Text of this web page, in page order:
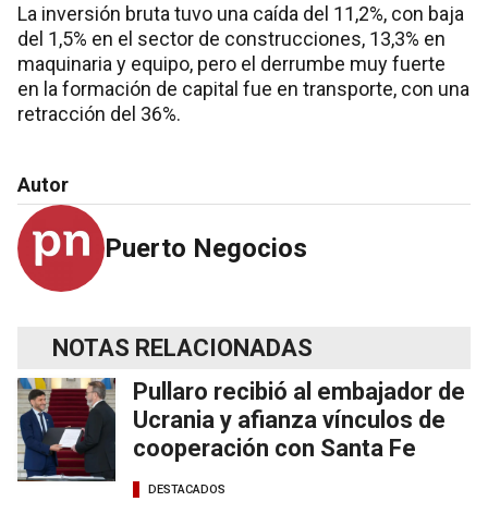
La inversión bruta tuvo una caída del 11,2%, con baja
del 1,5% en el sector de construcciones, 13,3% en
maquinaria y equipo, pero el derrumbe muy fuerte
en la formación de capital fue en transporte, con una
retracción del 36%.
Autor
Puerto Negocios
NOTAS RELACIONADAS
Pullaro recibió al embajador de
Ucrania y afianza vínculos de
cooperación con Santa Fe
DESTACADOS